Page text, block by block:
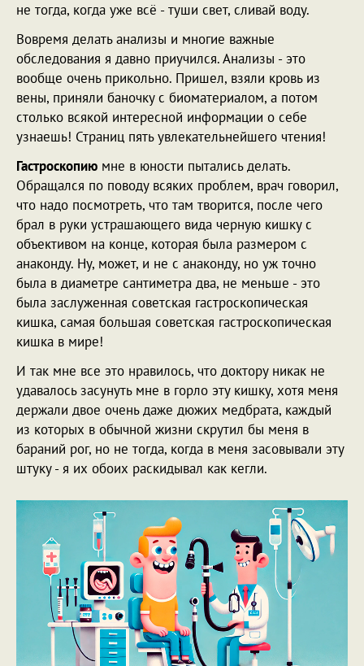
не тогда, когда уже всё - туши свет, сливай воду.
Вовремя делать анализы и многие важные
обследования я давно приучился. Анализы - это
вообще очень прикольно. Пришел, взяли кровь из
вены, приняли баночку с биоматериалом, а потом
столько всякой интересной информации о себе
узнаешь! Страниц пять увлекательнейшего чтения!
Гастроскопию мне в юности пытались делать.
Обращался по поводу всяких проблем, врач говорил,
что надо посмотреть, что там творится, после чего
брал в руки устрашающего вида черную кишку с
объективом на конце, которая была размером с
анаконду. Ну, может, и не с анаконду, но уж точно
была в диаметре сантиметра два, не меньше - это
была заслуженная советская гастроскопическая
кишка, самая большая советская гастроскопическая
кишка в мире!
И так мне все это нравилось, что доктору никак не
удавалось засунуть мне в горло эту кишку, хотя меня
держали двое очень даже дюжих медбрата, каждый
из которых в обычной жизни скрутил бы меня в
бараний рог, но не тогда, когда в меня засовывали эту
штуку - я их обоих раскидывал как кегли.